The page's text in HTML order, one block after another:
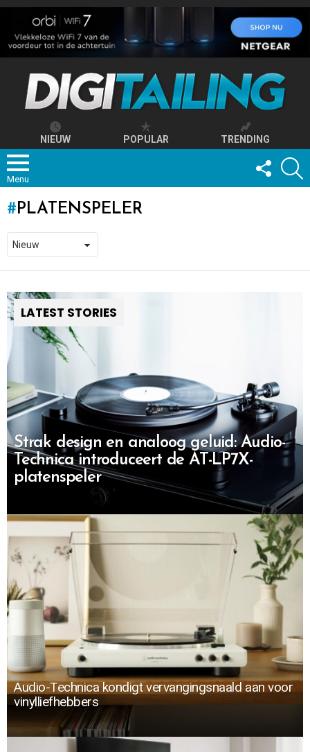
NIEUW POPULAR TRENDING
Menu
FOLLOW
US
PLATENSPELER
LATEST STORIES
Strak design en analoog geluid: Audio-
Technica introduceert de AT-LP7X-
platenspeler
Audio-Technica kondigt vervangingsnaald aan voor
vinylliefhebbers